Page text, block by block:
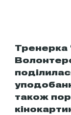
Тренерка
також